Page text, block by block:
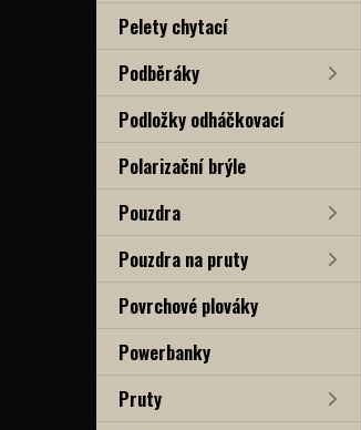
Pelety chytací
Podběráky
Podložky odháčkovací
Polarizační brýle
Pouzdra
Pouzdra na pruty
Povrchové plováky
Powerbanky
Pruty